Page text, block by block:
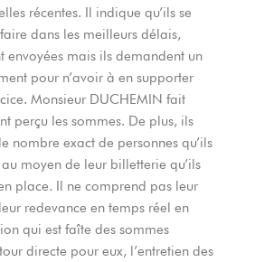
récentes. Il indique qu’ils se
dans les meilleurs délais,
envoyées mais ils demandent un
pour n’avoir à en supporter
Monsieur DUCHEMIN fait
perçu les sommes. De plus, ils
nombre exact de personnes qu’ils
moyen de leur billetterie qu’ils
place. Il ne comprend pas leur
redevance en temps réel en
qui est faîte des sommes
directe pour eux, l’entretien des